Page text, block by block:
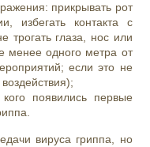
прикрывать рот
избегать контакта с
глаза, нос или
менее одного метра от
если это не
появились первые
вируса гриппа, но